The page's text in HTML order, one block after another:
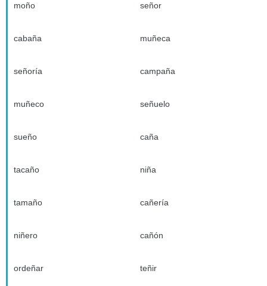
moño señor
cabaña muñeca
señoría campaña
muñeco señuelo
sueño caña
tacaño niña
tamaño cañería
niñero cañón
ordeñar teñir